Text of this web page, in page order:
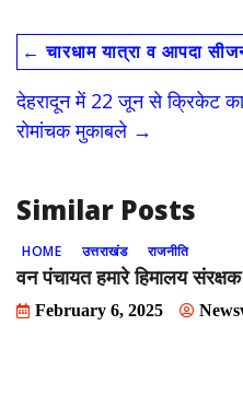
e
b
o
o
to
d
o
n
ai
l
ar
e
← चारधाम यात्रा व आपदा
देहरादून में 22 जून से क्रिकेट का
रोमांचक मुकाबले →
Similar Posts
HOME उत्तराखंड राजनीति
वन पंचायत हमारे हिमालय
February 6, 2025